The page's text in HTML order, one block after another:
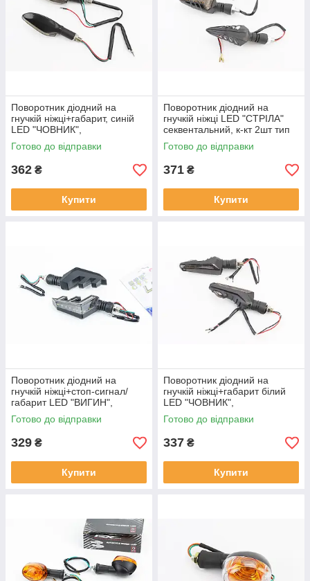
Поворотник діодний на
гнучкій ніжці+габарит, синій
LED "ЧОВНИК",
секвентальний, к-кт 2шт,
ФАРИ, ПОВОРОТИ, SV-
Готово до відправки
362 ₴
Купити
Поворотник діодний на
гнучкій ніжці LED "СТРІЛА"
секвентальний, к-кт 2шт тип
2, ФАРИ, ПОВОРОТИ, SV-
337631
Готово до відправки
371 ₴
Купити
Поворотник діодний на
гнучкій ніжці+стоп-сигнал/
габарит LED "ВИГИН",
секвентальний, к-кт 2шт тип
2, ФАРИ, ПОВОРОТИ, SV-
Готово до відправки
329 ₴
Купити
Поворотник діодний на
гнучкій ніжці+габарит білий
LED "ЧОВНИК",
секвентальний, к-кт 2шт тип
2, ФАРИ, ПОВОРОТИ, SV-
Готово до відправки
337 ₴
Купити